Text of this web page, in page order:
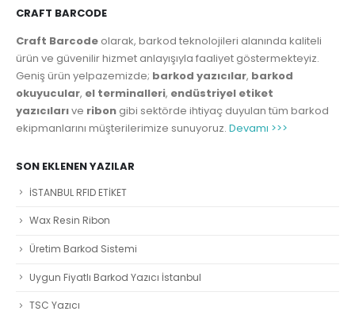
CRAFT BARCODE
Craft Barcode olarak, barkod teknolojileri alanında kaliteli
ürün ve güvenilir hizmet anlayışıyla faaliyet göstermekteyiz.
Geniş ürün yelpazemizde; barkod yazıcılar, barkod
okuyucular, el terminalleri, endüstriyel etiket
yazıcılarıve ribon gibi sektörde ihtiyaç duyulan tüm barkod
ekipmanlarını müşterilerimize sunuyoruz. Devamı >>>
SON EKLENEN YAZILAR
İSTANBUL RFID ETİKET
Wax Resin Ribon
Üretim Barkod Sistemi
Uygun Fiyatlı Barkod Yazıcı İstanbul
TSC Yazıcı